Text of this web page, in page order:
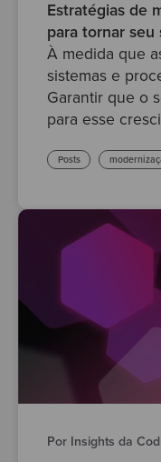
Estratégias de
para tornar
À medida que
sistemas e
Garantir que o
para esse
Posts
Por Insights da